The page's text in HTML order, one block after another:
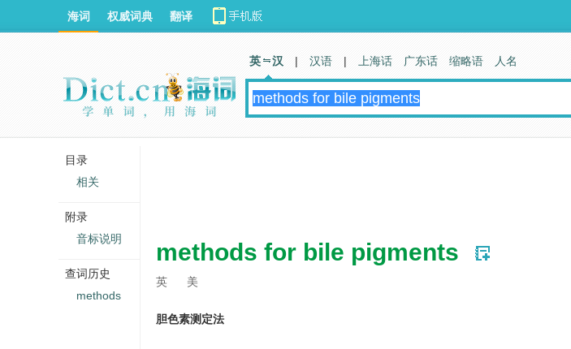
methods for bile pigments
英 美
胆色素测定法
海词 权威词典 翻译
英 汉 | 汉语 | 上海话 广东话 缩略语 人名
目录
相关
附录
音标说明
查词历史
methods